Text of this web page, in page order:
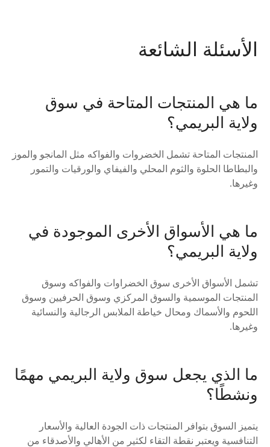
الأسئلة الشائعة
ما هي المنتجات المتاحة في سوق
ولاية البريمي؟
المنتجات المتاحة تشمل الخضروات والفواكه مثل المانجو والموز
والبطاطا الحلوة والثوم المحلي والفيفاي والورقيات والتمور
وغيرها.
ما هي الأسواق الأخرى الموجودة في
ولاية البريمي؟
تشمل الأسواق الأخرى سوق الخضراوات والفواكه وسوق
المنتجات الموسمية والسوق المركزي وسوق الحرفيين وسوق
اللحوم والأسماك ومحال خياطة الملابس الرجالية والنسائية
وغيرها.
ما الذي يجعل سوق ولاية البريمي مهمًا
ونشطًا؟
يتميز السوق بتوافر المنتجات ذات الجودة العالية والأسعار
التنافسية ويعتبر نقطة التقاء لكثير من الأهالي والأصدقاء من